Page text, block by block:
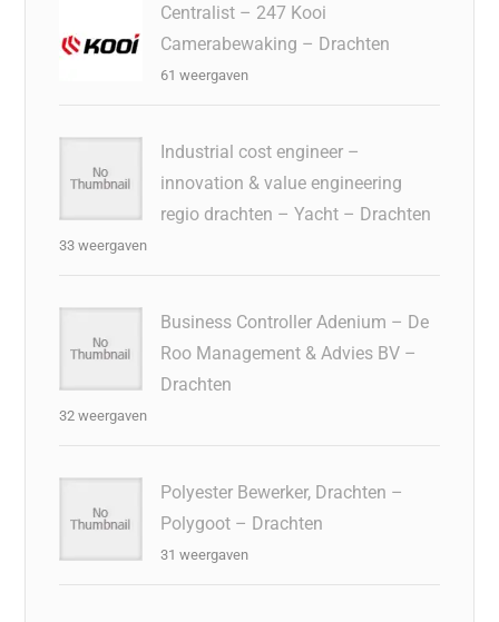
Centralist – 247 Kooi
Camerabewaking – Drachten
61 weergaven
Industrial cost engineer –
innovation & value engineering
regio drachten – Yacht – Drachten
33 weergaven
Business Controller Adenium – De
Roo Management & Advies BV –
Drachten
32 weergaven
Polyester Bewerker, Drachten –
Polygoot – Drachten
31 weergaven